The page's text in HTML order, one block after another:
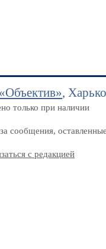
,
только при наличии
сообщения,
с редакцией